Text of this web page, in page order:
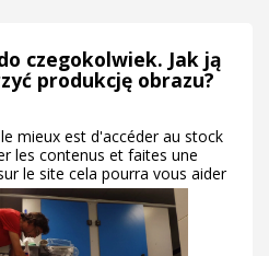
czegokolwiek. Jak ją
produkcję obrazu?
mieux est d'accéder au stock
les contenus et faites une
le site cela pourra vous aider